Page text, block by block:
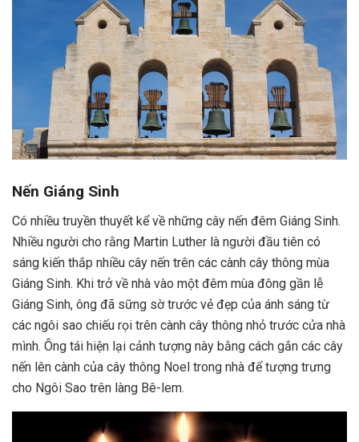
Nến Giáng Sinh
Có nhiều truyền thuyết kể về những cây nến đêm Giáng Sinh.
Nhiều người cho rằng Martin Luther là người đầu tiên có
sáng kiến thắp nhiều cây nến trên các cành cây thông mùa
Giáng Sinh. Khi trở về nhà vào một đêm mùa đông gần lễ
Giáng Sinh, ông đã sững sờ trước vẻ đẹp của ánh sáng từ
các ngôi sao chiếu rọi trên cành cây thông nhỏ trước cửa nhà
mình. Ông tái hiện lại cảnh tượng này bằng cách gắn các cây
nến lên cành của cây thông Noel trong nhà để tượng trưng
cho Ngôi Sao trên làng Bê-lem.